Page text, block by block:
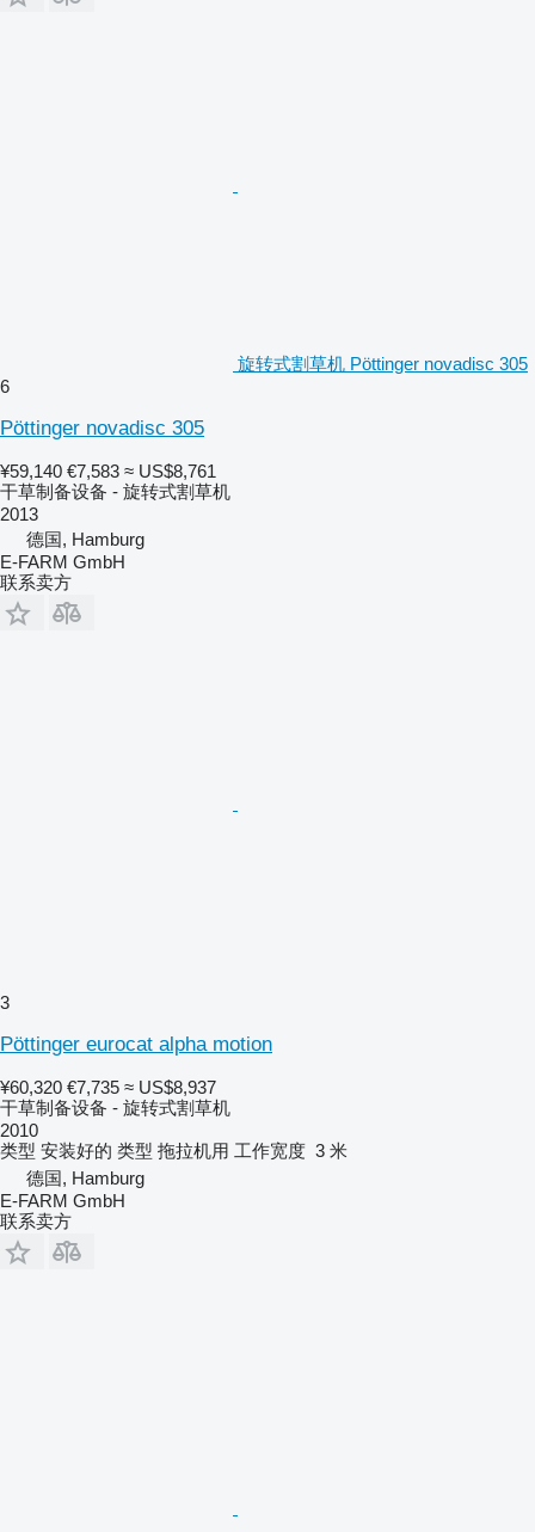
旋转式割草机 Pöttinger novadisc 305
6
Pöttinger novadisc 305
¥59,140 €7,583 ≈ US$8,761
干草制备设备 - 旋转式割草机
2013
德国, Hamburg
E-FARM GmbH
联系卖方
3
Pöttinger eurocat alpha motion
¥60,320 €7,735 ≈ US$8,937
干草制备设备 - 旋转式割草机
2010
类型 安装好的 类型 拖拉机用 工作宽度 3 米
德国, Hamburg
E-FARM GmbH
联系卖方